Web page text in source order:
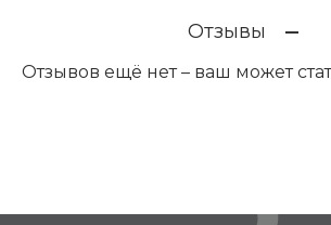
Отзывы
Отзывов ещё нет – ваш может